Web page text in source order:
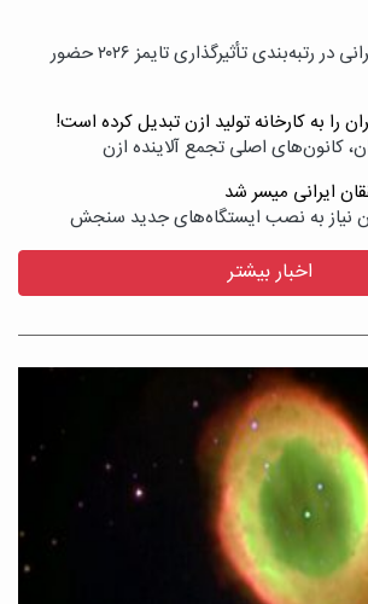
چرا هیچ دانشگاه ایرانی در رتبه‌بندی تأثیرگذاری تایمز ۲۰۲۶ حضور
را به کارخانه تولید ازن تبدیل کرده است!
کانون‌های اصلی تجمع آلاینده ازن
ایرانی میسر شد
نیاز به نصب ایستگاه‌های جدید سنجش
اخبار بیشتر